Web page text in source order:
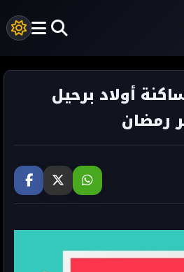
أولاد برحيل
رمضان